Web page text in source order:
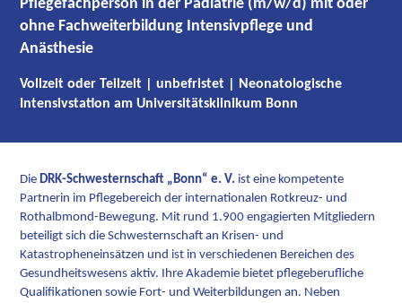
Pflegefachperson in der Pädiatrie (m/w/d) mit oder
ohne Fachweiterbildung Intensivpflege und
Anästhesie
Vollzeit oder Teilzeit | unbefristet | Neonatologische
Intensivstation am Universitätsklinikum Bonn
Die DRK-Schwesternschaft „Bonn“ e. V. ist eine kompetente
Partnerin im Pflegebereich der internationalen Rotkreuz- und
Rothalbmond-Bewegung. Mit rund 1.900 engagierten Mitgliedern
beteiligt sich die Schwesternschaft an Krisen- und
Katastropheneinsätzen und ist in verschiedenen Bereichen des
Gesundheitswesens aktiv. Ihre Akademie bietet pflegeberufliche
Qualifikationen sowie Fort- und Weiterbildungen an. Neben